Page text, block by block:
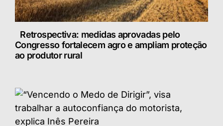
Retrospectiva: medidas aprovadas pelo
Congresso fortalecem agro e ampliam proteção
ao produtor rural